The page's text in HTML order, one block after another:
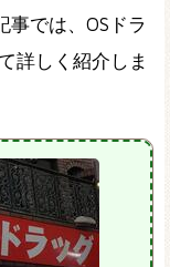
では、OSドラ
詳しく紹介しま